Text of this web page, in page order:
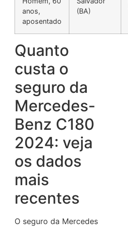
anos,
aposentado
(BA)
Quanto
custa o
seguro da
Mercedes-
Benz C180
2024: veja
os dados
mais
recentes
O seguro da Mercedes